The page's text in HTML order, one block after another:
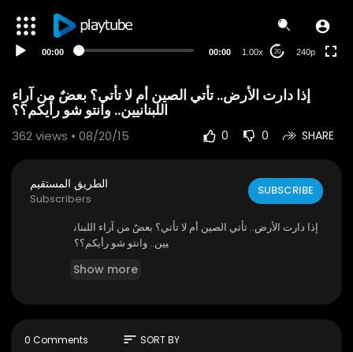
00:00 00:00 1.00x 20 240p
إذا دارت الأرض.. تأتي الصين أم لا تأتي؟ بعضٌ من آراء
اللبنانيين.. وانتو شو رأيكم؟؟
362views • 08/20/15 0 0 SHARE
الطريق المستقيم
Subscribers
SUBSCRIBE
إذا دارت الأرض.. تأتي الصين أم لا تأتي؟ بعضٌ من آراء اللبنان
يين.. وانتو شو رأيكم؟؟
Show more
0 Comments sort SORT BY